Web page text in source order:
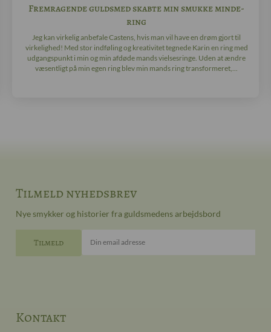
Fremragende guldsmed skabte min smukke minde-
ring
Jeg kan virkelig anbefale Castens, hvis man vil have en drøm gjort til
virkelighed! Med stor indføling og kreativitet tegnede Karin en ring med
udgangspunkt i min og min afdøde mands vielsesringe. Uden at ændre
væsentligt på min egen ring blev min mands ring transformeret,...
Kontakt
Tilmeld nyhedsbrev
Nye smykker og historier fra guldsmedens arbejdsbord
Din email adresse